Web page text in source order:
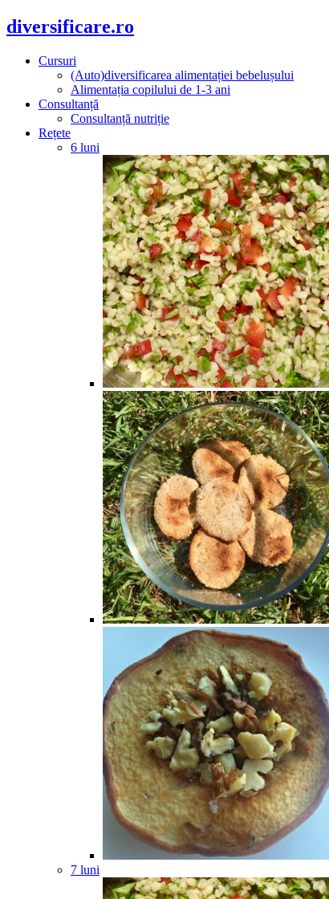
diversificare.ro
Cursuri
(Auto)diversificarea alimentației bebelușului
Alimentația copilului de 1-3 ani
Consultanță
Consultanță nutriție
Rețete
6 luni
7 luni